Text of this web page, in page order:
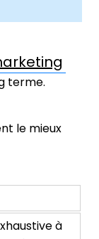
terme.
le mieux
à